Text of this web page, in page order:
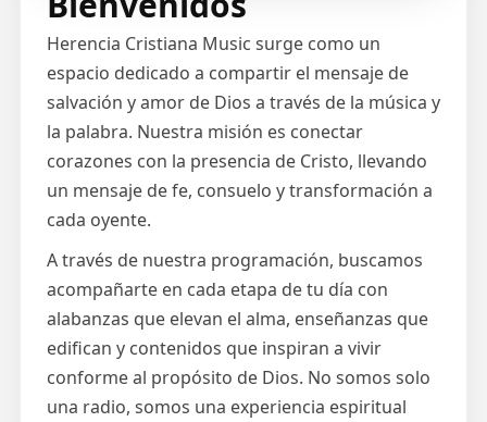
Herencia Cristiana Music surge como un
espacio dedicado a compartir el mensaje de
salvación y amor de Dios a través de la música y
la palabra. Nuestra misión es conectar
corazones con la presencia de Cristo, llevando
un mensaje de fe, consuelo y transformación a
cada oyente.
A través de nuestra programación, buscamos
acompañarte en cada etapa de tu día con
alabanzas que elevan el alma, enseñanzas que
edifican y contenidos que inspiran a vivir
conforme al propósito de Dios. No somos solo
una radio, somos una experiencia espiritual